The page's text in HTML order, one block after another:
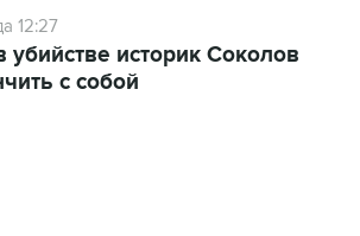
12:27
историк Соколов
с собой